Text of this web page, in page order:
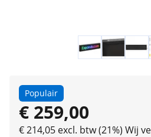
Populair
€ 259,00
€ 214,05 excl. btw (21%) Wij